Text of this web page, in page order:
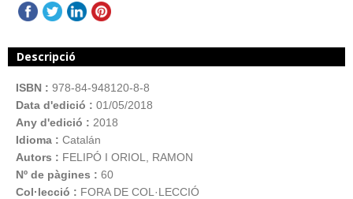
Descripció
ISBN : 978-84-948120-8-8
Data d'edició : 01/05/2018
Any d'edició : 2018
Idioma : Catalán
Autors : FELIPÓ I ORIOL, RAMON
Nº de pàgines : 60
Col·lecció : FORA DE COL·LECCIÓ